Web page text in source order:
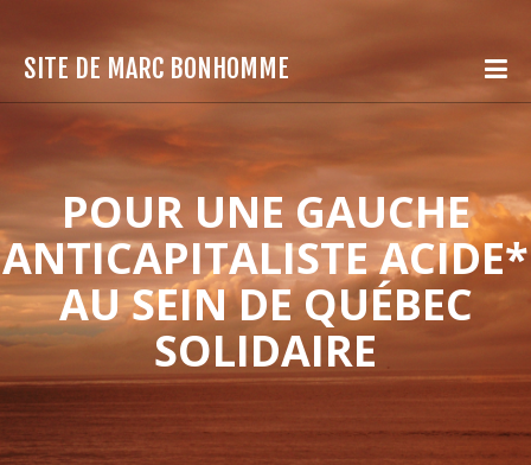
SITE DE MARC BONHOMME
POUR UNE GAUCHE
ANTICAPITALISTE ACIDE*
AU SEIN DE QUÉBEC
SOLIDAIRE